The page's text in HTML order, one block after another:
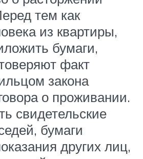
тем как
из квартиры,
бумаги,
факт
закона
о проживании.
свидетельские
бумаги
других лиц,